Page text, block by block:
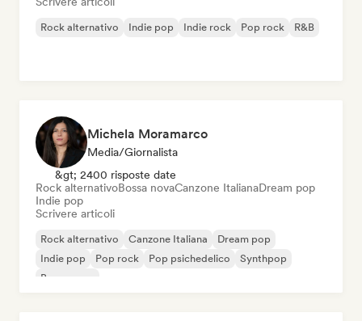
Rock alternativo Indie pop Indie rock Pop rock R&B
Michela Moramarco
Media/Giornalista
&gt; 2400 risposte date
Rock alternativoBossa novaCanzone ItalianaDream pop
Indie pop
Scrivere articoli
Rock alternativo Canzone Italiana
Dream pop
Indie pop
Pop rock Pop psichedelico
Synthpop
Bossa nova